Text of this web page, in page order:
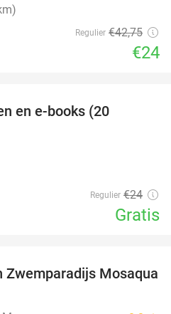
Regulier €42,75
€24
en e-books (20
Regulier €24
Gratis
25%
Zwemparadijs Mosaqua